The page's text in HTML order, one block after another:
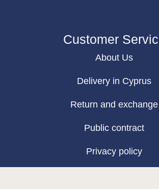
Customer
About Us
Delivery in Cyprus
Return and exchange
Public contract
Privacy policy